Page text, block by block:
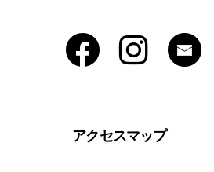
アクセスマップ